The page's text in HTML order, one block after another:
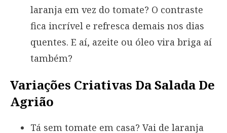
laranja em vez do tomate? O contraste
fica incrível e refresca demais nos dias
quentes. E aí, azeite ou óleo vira briga aí
também?
Variações Criativas Da Salada De
Agrião
Tá sem tomate em casa? Vai de laranja